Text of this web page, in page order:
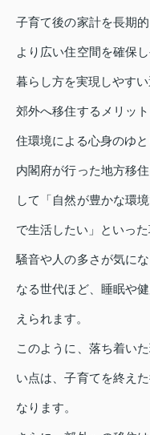
子育て後の家計を長期
より広い住空間を確保
暮らし方を実現しやすい
郊外へ移住するメリッ
住環境による心身のゆと
内閣府が行った地方移
して「自然が豊かな環
で生活したい」といっ
騒音や人の多さが気に
なる世代ほど、睡眠や
えられます。
このように、落ち着い
い点は、子育てを終え
なります。